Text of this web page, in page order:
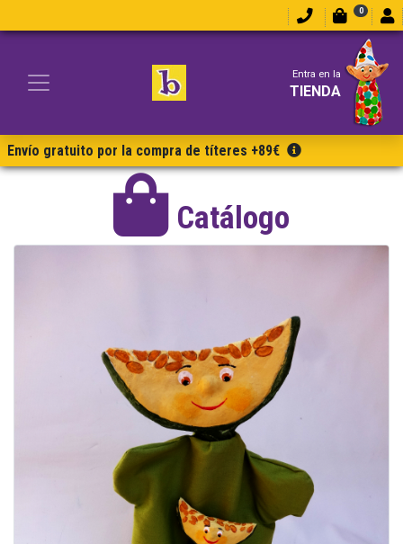
0
Entra en la
TIENDA
Envío gratuito por la compra de títeres +89€
Catálogo